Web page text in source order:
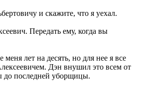
и скажите, что я уехал.
Передать ему, когда вы
лет на десять, но для нее я все
Дэн внушил это всем от
до последней уборщицы.